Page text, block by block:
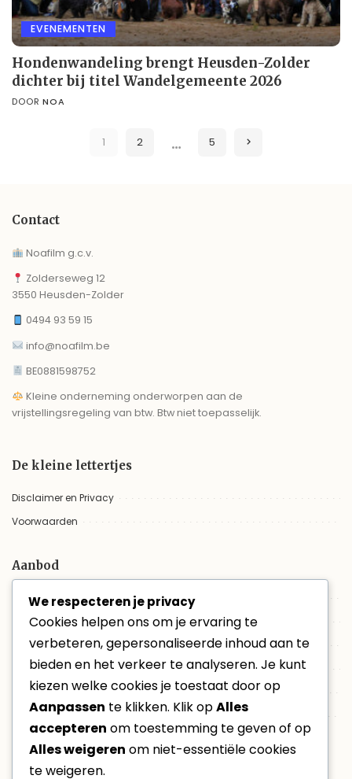
EVENEMENTEN
Hondenwandeling brengt Heusden-Zolder
dichter bij titel Wandelgemeente 2026
DOOR NOA
1 2 … 5
Contact
Noafilm g.c.v.
Zolderseweg 12
3550 Heusden-Zolder
0494 93 59 15
info@noafilm.be
BE0881598752
Kleine onderneming onderworpen aan de
vrijstellingsregeling van btw. Btw niet toepasselijk.
De kleine lettertjes
Disclaimer en Privacy
Voorwaarden
Aanbod
Trouwvideo
Aanbod
Trouwfilm online bekijken
Evenementen
Non-profit
VacatureVideo
Laatste berichten
We respecteren je privacy
Cookies helpen ons om je ervaring te
verbeteren, gepersonaliseerde inhoud aan te
bieden en het verkeer te analyseren. Je kunt
kiezen welke cookies je toestaat door op
Aanpassen te klikken. Klik opAlles
accepteren om toestemming te geven of op
Alles weigeren om niet-essentiële cookies
te weigeren.